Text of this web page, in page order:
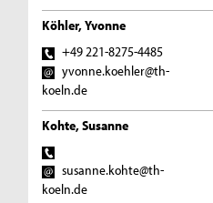
Köhler, Yvonne
+49 221-8275-4485
yvonne.koehler@th-
koeln.de
Kohte, Susanne
susanne.kohte@th-
koeln.de